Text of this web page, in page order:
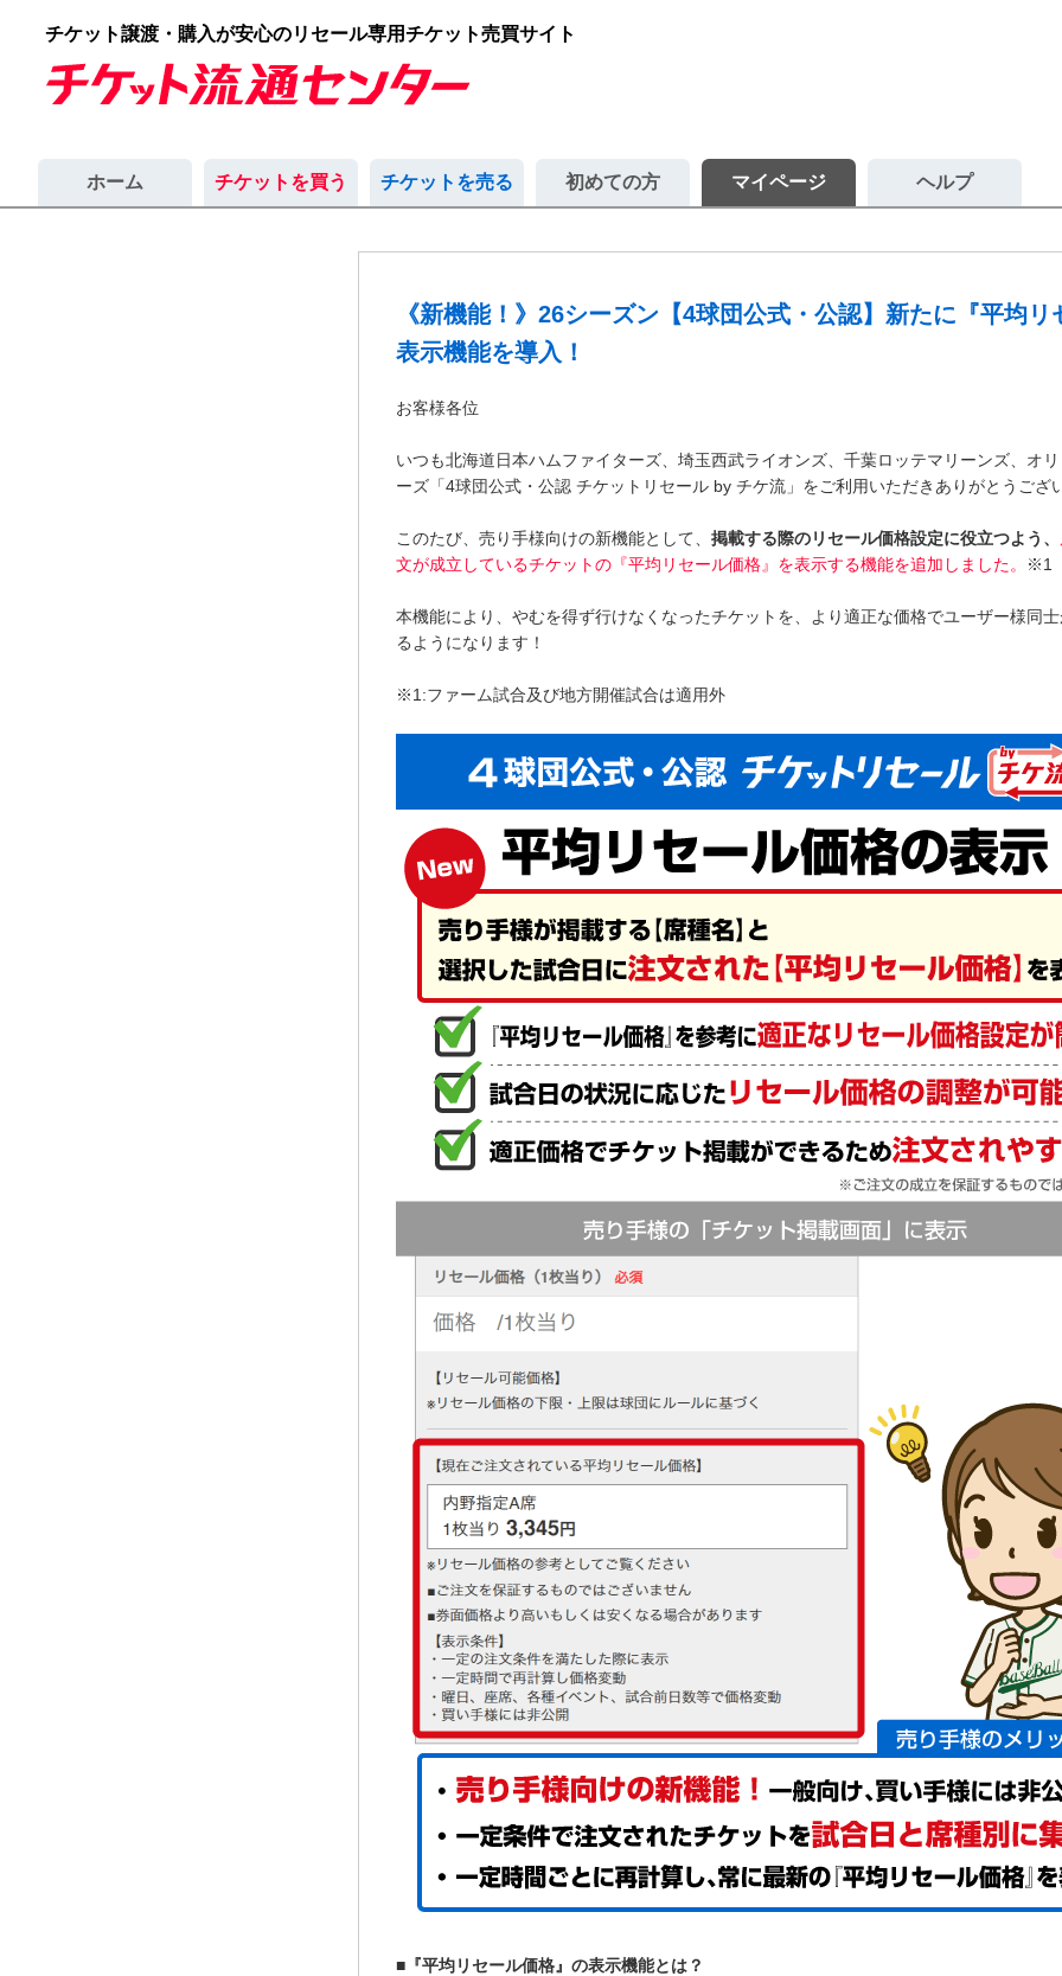
チケット譲渡・購入が安心のリセール専用チケット売買サイト
ホーム チケットを買う チケットを売る 初めての方 マイページ ヘルプ
《新機能！》26シーズン【4球団公式・公認】新たに『平均リ
表示機能を導入！
お客様各位
いつも北海道日本ハムファイターズ、埼玉西武ライオンズ、千葉ロッテマリーンズ、オ
ーズ「4球団公式・公認 チケットリセール by チケ流」をご利用いただきありがとうござ
このたび、売り手様向けの新機能として、 掲載する際のリセール価格設定に役立つよう、
文が成立しているチケットの『平均リセール価格』を表示する機能を追加しました。
※1
本機能により、やむを得ず行けなくなったチケットを、より適正な価格でユーザー様同
るようになります！
※1:ファーム試合及び地方開催試合は適用外
■『平均リセール価格』の表示機能とは？